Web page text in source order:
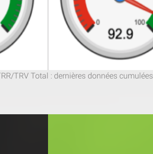
TRV Total : dernières données